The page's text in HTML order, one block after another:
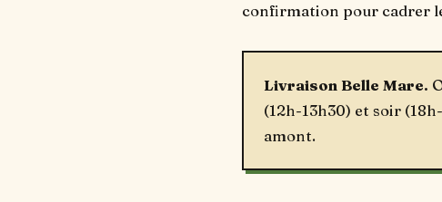
confirmation pour cadrer
Livraison Belle Mare.
(12h-13h30) et soir
amont.